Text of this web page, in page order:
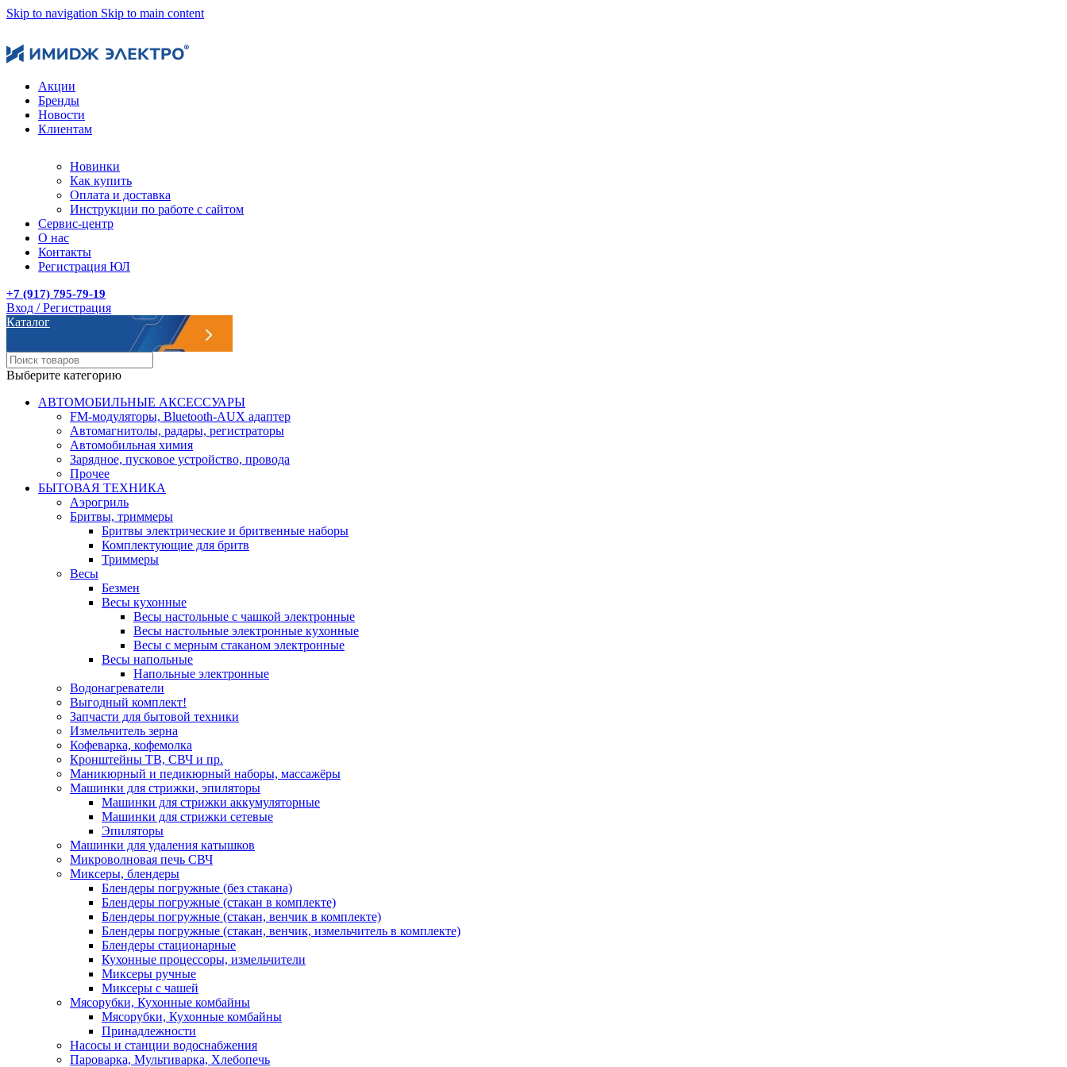
Skip to navigation Skip to main content
Акции
Бренды
Новости
Клиентам
Новинки
Как купить
Оплата и доставка
Инструкции по работе с сайтом
Сервис-центр
О нас
Контакты
Регистрация ЮЛ
+7 (917) 795-79-19
Вход / Регистрация
Каталог
Выберите категорию
АВТОМОБИЛЬНЫЕ АКСЕССУАРЫ
FM-модуляторы, Bluetooth-AUX адаптер
Автомагнитолы, радары, регистраторы
Автомобильная химия
Зарядное, пусковое устройство, провода
Прочее
БЫТОВАЯ ТЕХНИКА
Аэрогриль
Бритвы, триммеры
Бритвы электрические и бритвенные наборы
Комплектующие для бритв
Триммеры
Весы
Безмен
Весы кухонные
Весы настольные с чашкой электронные
Весы настольные электронные кухонные
Весы с мерным стаканом электронные
Весы напольные
Напольные электронные
Водонагреватели
Выгодный комплект!
Запчасти для бытовой техники
Измельчитель зерна
Кофеварка, кофемолка
Кронштейны ТВ, СВЧ и пр.
Маникюрный и педикюрный наборы, массажёры
Машинки для стрижки, эпиляторы
Машинки для стрижки аккумуляторные
Машинки для стрижки сетевые
Эпиляторы
Машинки для удаления катышков
Микроволновая печь СВЧ
Миксеры, блендеры
Блендеры погружные (без стакана)
Блендеры погружные (стакан в комплекте)
Блендеры погружные (стакан, венчик в комплекте)
Блендеры погружные (стакан, венчик, измельчитель в комплекте)
Блендеры стационарные
Кухонные процессоры, измельчители
Миксеры ручные
Миксеры с чашей
Мясорубки, Кухонные комбайны
Мясорубки, Кухонные комбайны
Принадлежности
Насосы и станции водоснабжения
Пароварка, Мультиварка, Хлебопечь